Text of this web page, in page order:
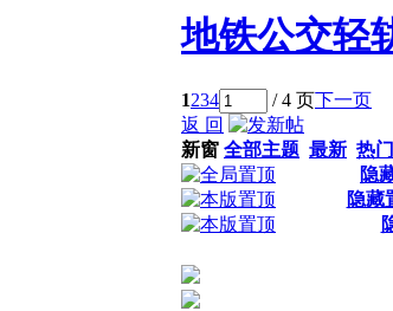
地铁公交轻
1234 / 4 页下一页
返 回
新窗 全部主题 最新 热门
隐
隐藏